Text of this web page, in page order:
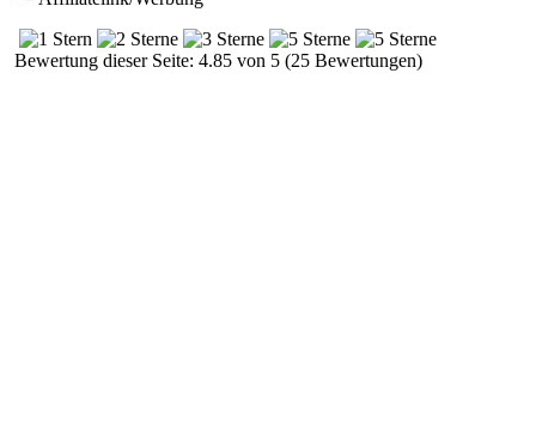
Bewertung dieser Seite: 4.85 von 5 (25 Bewertungen)